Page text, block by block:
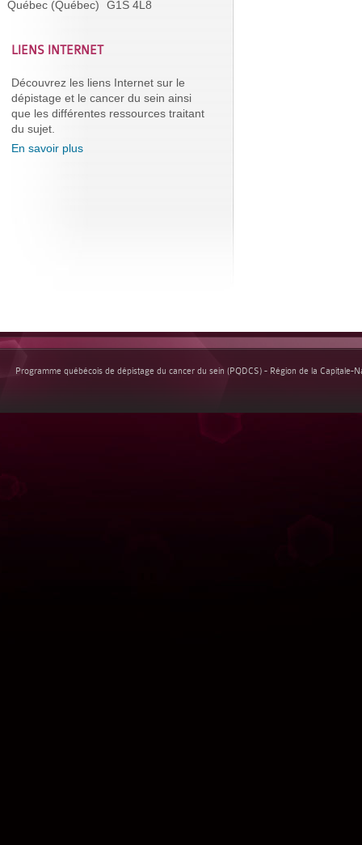
Québec (Québec)
G1S 4L8
LIENS INTERNET
Découvrez les liens Internet sur le
dépistage et le cancer du sein ainsi
que les différentes ressources traitant
du sujet.
En savoir plus
Programme québécois de dépistage du cancer du sein (PQDCS) - Région de la Capitale-